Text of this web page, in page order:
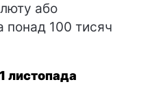
або
понад 100 тисяч
листопада